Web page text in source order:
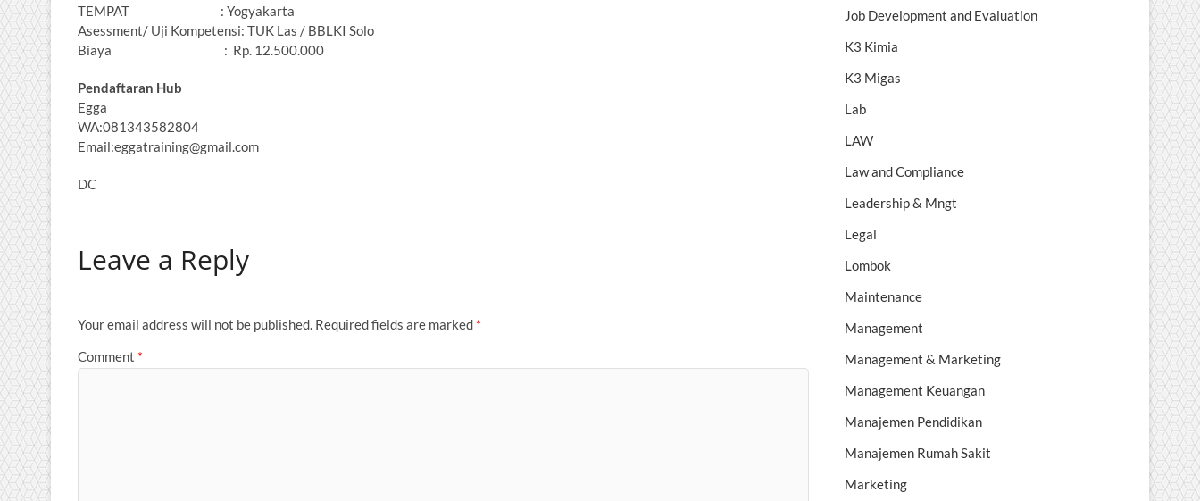
TEMPAT : Yogyakarta
Asessment/ Uji Kompetensi: TUK Las / BBLKI Solo
Biaya : Rp. 12.500.000
Pendaftaran Hub
Egga
WA:081343582804
Email:eggatraining@gmail.com
DC
Leave a Reply
Your email address will not be published. Required fields are marked *
Comment *
Job Development and Evaluation
K3 Kimia
K3 Migas
Lab
LAW
Law and Compliance
Leadership & Mngt
Legal
Lombok
Maintenance
Management
Management & Marketing
Management Keuangan
Manajemen Pendidikan
Manajemen Rumah Sakit
Marketing